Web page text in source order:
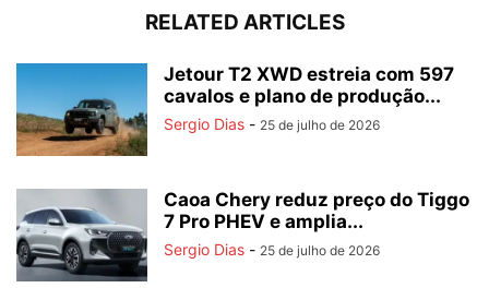
RELATED ARTICLES
Jetour T2 XWD estreia com 597
cavalos e plano de produção...
Sergio Dias - 25 de julho de 2026
Caoa Chery reduz preço do Tiggo
7 Pro PHEV e amplia...
Sergio Dias - 25 de julho de 2026